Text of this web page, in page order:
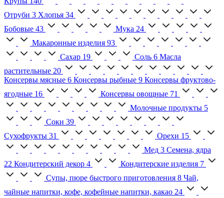
Отруби 3 Хлопья 34
Бобовые 43 Мука 24
Макаронные изделия 93
Сахар 19 Соль 6 Масла
растительные 20
Консервы мясные 6 Консервы рыбные 9 Консервы фруктово-
ягодные 16 Консервы овощные 71
Молочные продукты 5
Соки 39
Сухофрукты 31 Орехи 15
Мед 3 Семена, ядра
22 Кондитерский декор 4 Кондитерские изделия 7
Супы, пюре быстрого приготовления 8 Чай,
чайные напитки, кофе, кофейные напитки, какао 24